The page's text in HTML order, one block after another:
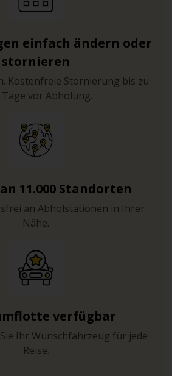
einfach ändern oder
stornieren
Kostenfreie Stornierung bis zu
Tage vor Abholung.
11.000 Standorten
an Abholstationen in Ihrer
Nähe.
verfügbar
Ihr Wunschfahrzeug für jede
Reise.